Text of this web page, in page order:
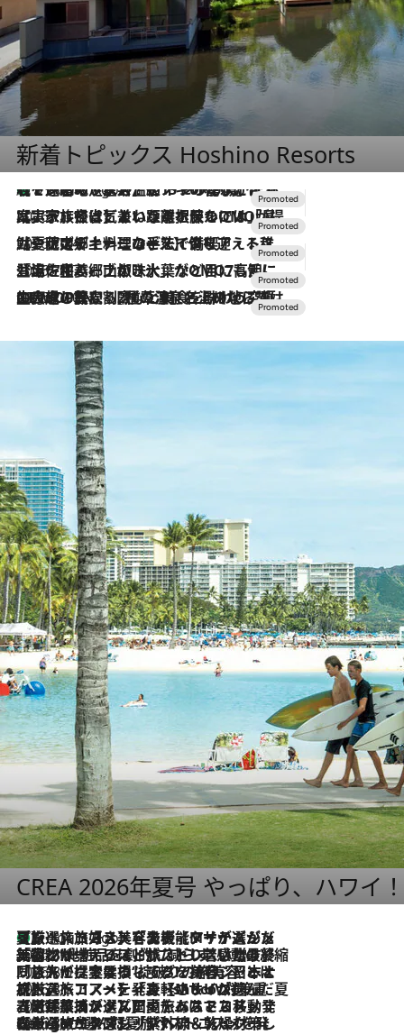
新着トピックス Hoshino Resorts
3 Hours Ago
【トンボの足水浴】ヒノキの香りに包まれて涼感マックス！約13℃の湧水かけ流しを避暑地「星野温泉 トンボの湯」で体験
2026.7.31
【ホテル帰省】という選択肢をOMOが提案。家族とほどよい距離を保つには「昼は実家、夜は気兼ねなくホテルで！」
2026.7.24
【夏限定ディナーコース】旬を迎える稚鮎や花ズッキーニなどをイタリア・トスカーナの郷土料理の手法で満喫！
2026.7.17
「土佐和ハーブかき氷」がOMO7高知に登場！生姜、山椒、大葉など目にも舌にも涼を呼ぶ郷土の味
2026.7.10
NEW OPEN！【界 草津】名湯の地に誕生。趣の異なる2種の温泉と上州ならではの会席・蕎麦割烹など美食を味わう究極の癒やし旅
CREA 2026年夏号 やっぱり、ハワイ
5 Hours Ago
【厳選旅コスメ】「多機能アイテムがメイン！」旅好き美容エディターが選んだ夏旅ベストコスメを発表【Mサイズジップ】
2026.8.6
「荷物が増えるほど旅ストレスは増す」美容ジャーナリストがたどり着いた最終結論。“化粧品を劇的に減らす”感動の凝縮美容とは
2026.8.6
「旅先には金髪ウィッグを持参」日本と同じメイクでは損してる!? 美容ジャーナリストが提案する“掟破りの旅美容”とは
2026.8.6
【厳選旅コスメ】「身軽さ＆UV対策重視！」ヘアアーティストshucoが選んだ夏旅ベストコスメを発表【Mサイズジップ】
2026.8.5
【厳選旅コスメ】国内をあちこち移動する河井菜摘が選んだ夏旅ベストコスメ発表！「リラックスアイテムはマスト」【Mサイズジップ】
2026.8.4
【厳選旅コスメ】「紫外線＆乾燥対策しながらメイク感も！」ヘア＆メイクGeorgeが選んだ夏旅ベストコスメを発表！【Mサイズジップ】